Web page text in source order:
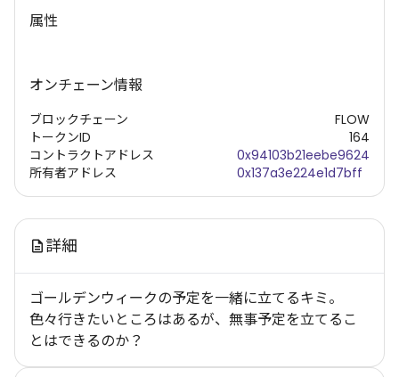
属性
オンチェーン情報
ブロックチェーン
トークンID
コントラクトアドレス
所有者アドレス
FLOW
164
0x94103b21eebe9624
0x137a3e224e1d7bff
詳細
ゴールデンウィークの予定を一緒に立てるキミ。
色々行きたいところはあるが、無事予定を立てるこ
とはできるのか？